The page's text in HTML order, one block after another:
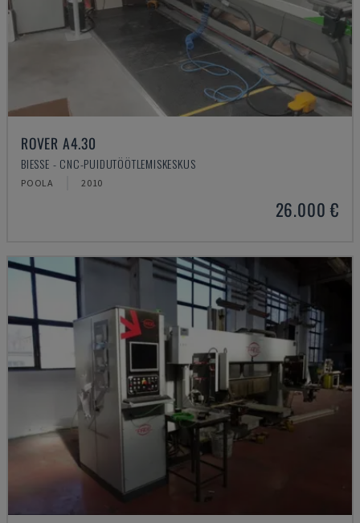
ROVER A4.30
BIESSE - CNC-PUIDUTÖÖTLEMISKESKUS
POOLA 2010
26.000 €